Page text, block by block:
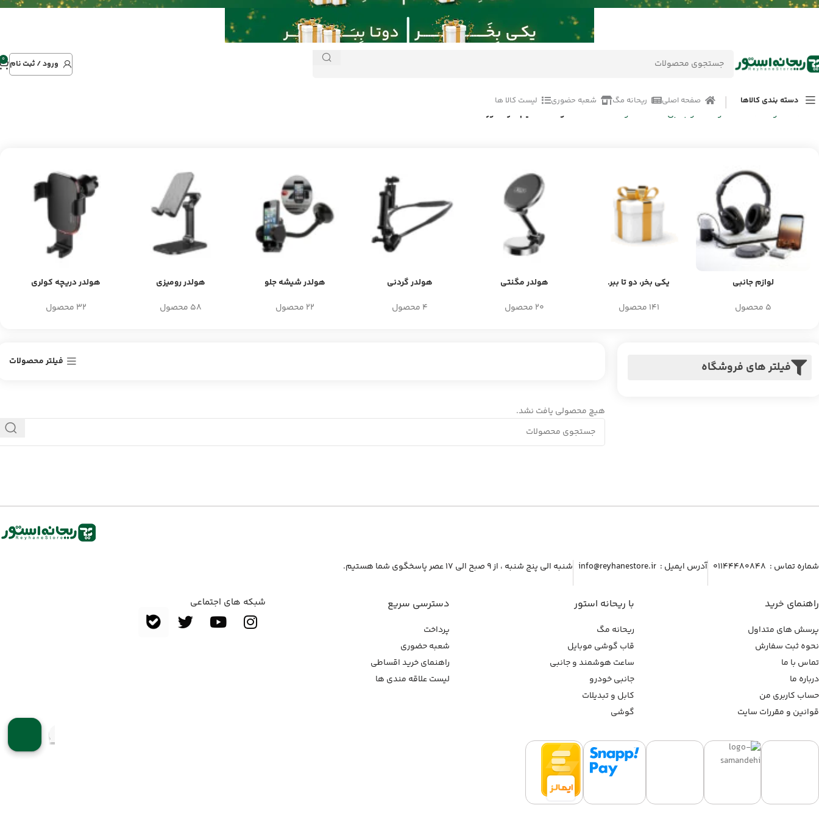
ورود / ثبت نام 0
دسته بندی کالاها صفحه اصلی ریحانه مگ شعبه حضوری لیست کالا ها
محصولات ساعت هوشمند و جانبی ساعت هوشمند ساعت هوشمند سیم کارت خور
لوازم جانبی
5 محصول
یکی بخر، دو تا ببر.
141 محصول
هولدر مگنتی
20 محصول
هولدر گردنی
4 محصول
هولدر شیشه جلو
22 محصول
هولدر رومیزی
58 محصول
هولدر دریچه کولری
32 محصول
فیلتر های فروشگاه فیلتر محصولات
هیچ محصولی یافت نشد.
شماره تماس :‌ ۰۱۱۴۴۴۸۰۸۴۸ آدرس ایمیل :‌ info@reyhanestore.ir شنبه الی پنج شنبه ، از ۹ صبح الی ۱۷ عصر پاسخگوی شما هستیم.
راهنمای خرید
پرسش های متداول
نحوه ثبت سفارش
تماس با ما
درباره ما
حساب کاربری من
قوانین و مقررات سایت
با ریحانه استور
ریحانه مگ
قاب گوشی موبایل
ساعت هوشمند و جانبی
جانبی خودرو
کابل و تبدیلات
گوشی
دسترسی سریع
پرداخت
شعبه حضوری
راهنمای خرید اقساطی
لیست علاقه مندی ها
شبکه های اجتماعی